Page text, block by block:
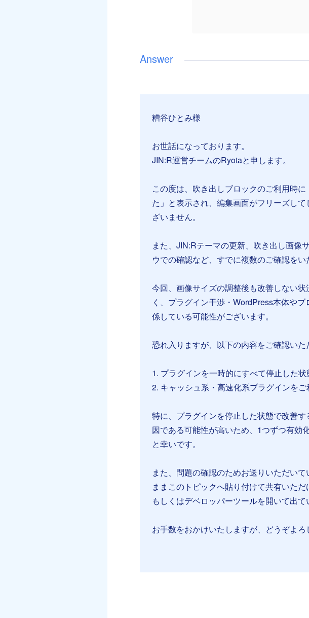
糟谷ひとみ様
お世話になっております。
JIN:R運営チームのRyotaと申します。
この度は、吹き出しブロックのご利用時
た」と表示され、編集画面がフリーズし
ざいません。
また、JIN:Rテーマの更新、吹き出し画像
ウでの確認など、すでに複数のご確認をい
今回、画像サイズの調整後も改善しない
く、プラグイン干渉・WordPress本体や
係している可能性がございます。
恐れ入りますが、以下の内容をご確認いた
1. プラグインを一時的にすべて停止した
2. キャッシュ系・高速化系プラグインを
特に、プラグインを停止した状態で改善
因である可能性が高いため、1つずつ有効
と幸いです。
また、問題の確認のためお送りいただい
ままこのトピックへ貼り付けて共有いただ
もしくはデベロッパーツールを開いて出
お手数をおかけいたしますが、どうぞよろ